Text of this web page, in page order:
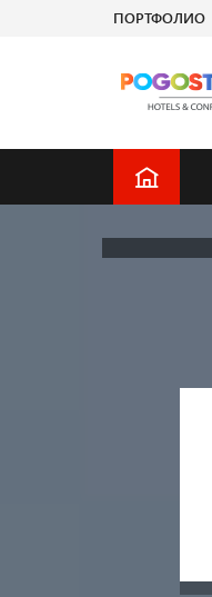
ПОРТФОЛИО